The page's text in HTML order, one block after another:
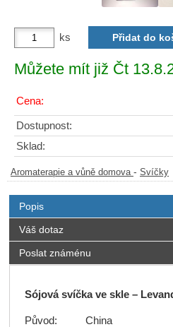
ks
Můžete mít již Čt
Cena:
Dostupnost:
Sklad:
Aromaterapie a vůně domova - Svíčky
Popis
Váš dotaz
Poslat známénu
Sójová svíčka ve skle –
Původ: China